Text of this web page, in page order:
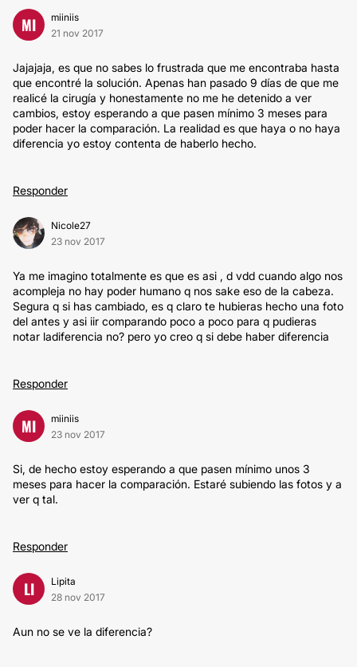
MI
miiniis
21 nov 2017
Jajajaja, es que no sabes lo frustrada que me encontraba hasta
que encontré la solución. Apenas han pasado 9 días de que me
realicé la cirugía y honestamente no me he detenido a ver
cambios, estoy esperando a que pasen mínimo 3 meses para
poder hacer la comparación. La realidad es que haya o no haya
diferencia yo estoy contenta de haberlo hecho.
Responder
Nicole27
23 nov 2017
Ya me imagino totalmente es que es asi , d vdd cuando algo nos
acompleja no hay poder humano q nos sake eso de la cabeza.
Segura q si has cambiado, es q claro te hubieras hecho una foto
del antes y asi iir comparando poco a poco para q pudieras
notar ladiferencia no? pero yo creo q si debe haber diferencia
Responder
MI
miiniis
23 nov 2017
Si, de hecho estoy esperando a que pasen mínimo unos 3
meses para hacer la comparación. Estaré subiendo las fotos y a
ver q tal.
Responder
LI
Lipita
28 nov 2017
Aun no se ve la diferencia?